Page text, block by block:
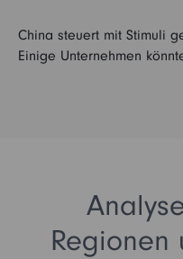
China steuert mit Stimuli
Einige Unternehmen
Regionen